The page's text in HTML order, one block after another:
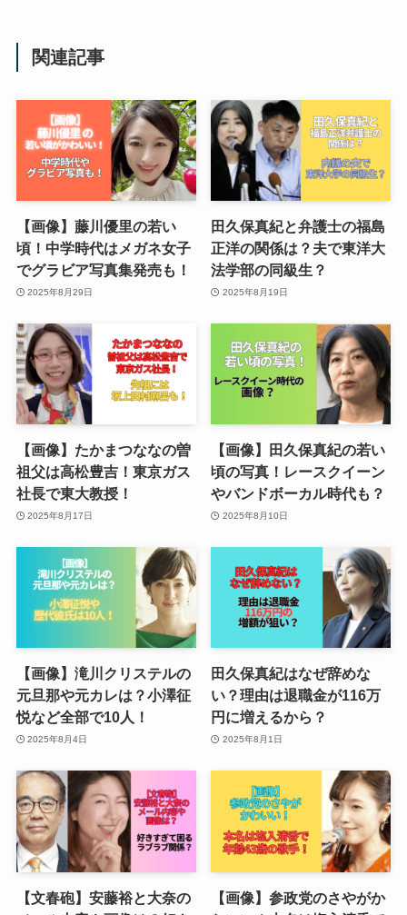
関連記事
【画像】藤川優里の若い
頃！中学時代はメガネ女子
でグラビア写真集発売も！
2025年8月29日
田久保真紀と弁護士の福島
正洋の関係は？夫で東洋大
法学部の同級生？
2025年8月19日
【画像】たかまつななの曽
祖父は高松豊吉！東京ガス
社長で東大教授！
2025年8月17日
【画像】田久保真紀の若い
頃の写真！レースクイーン
やバンドボーカル時代も？
2025年8月10日
【画像】滝川クリステルの
元旦那や元カレは？小澤征
悦など全部で10人！
2025年8月4日
田久保真紀はなぜ辞めな
い？理由は退職金が116万
円に増えるから？
2025年8月1日
【文春砲】安藤裕と大奈の
【画像】参政党のさやがか